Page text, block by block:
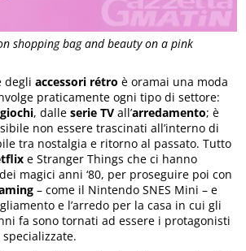
shopping bag and beauty on a pink
degliaccessori rétro è oramai una moda
praticamente ogni tipo di settore:
, dalleserie TV all’arredamento; è
non essere trascinati all’interno di
tra nostalgia e ritorno al passato. Tutto
e Stranger Things che ci hanno
magici anni ‘80, per proseguire poi con
– come il Nintendo SNES Mini – e
e l’arredo per la casa in cui gli
fa sono tornati ad essere i protagonisti